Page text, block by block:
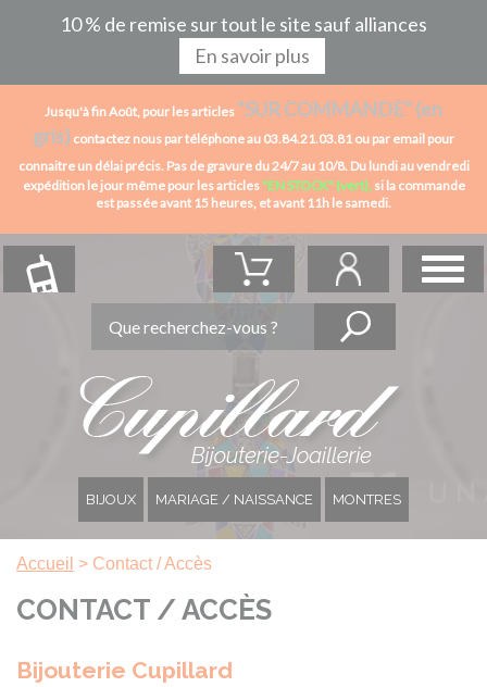
10 % de remise sur tout le site sauf alliances
En savoir plus
Jusqu'à fin Août, pour les articles "SUR COMMANDE" (en
gris) contactez nous par téléphone au 03.84.21.03.81 ou par email pour
connaitre un délai précis. Pas de gravure du 24/7 au 10/8. Du lundi au vendredi
expédition le jour même pour les articles "EN STOCK" (vert), si la commande
est passée avant 15 heures, et avant 11h le samedi.
BIJOUX MARIAGE / NAISSANCE MONTRES
Accueil > Contact / Accès
CONTACT / ACCÈS
Bijouterie Cupillard